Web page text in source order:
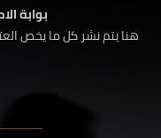
بوابة
هنا يتم نشر كل ما يخص